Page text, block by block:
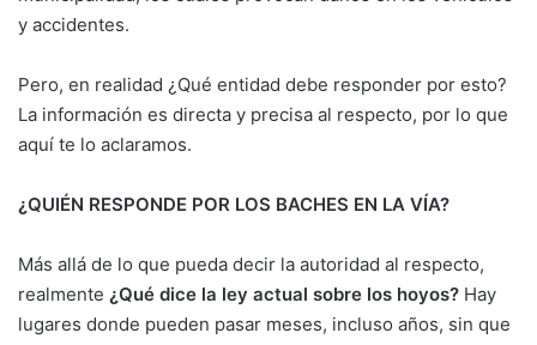
y accidentes.
Pero, en realidad ¿Qué entidad debe responder por esto?
La información es directa y precisa al respecto, por lo que
aquí te lo aclaramos.
¿QUIÉN RESPONDE POR LOS BACHES EN LA VÍA?
Más allá de lo que pueda decir la autoridad al respecto,
realmente ¿Qué dice la ley actual sobre los hoyos? Hay
lugares donde pueden pasar meses, incluso años, sin que